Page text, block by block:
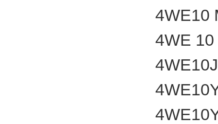
4WE10
4WE